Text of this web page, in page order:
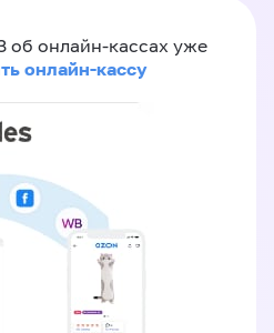
об онлайн-кассах уже
онлайн-кассу